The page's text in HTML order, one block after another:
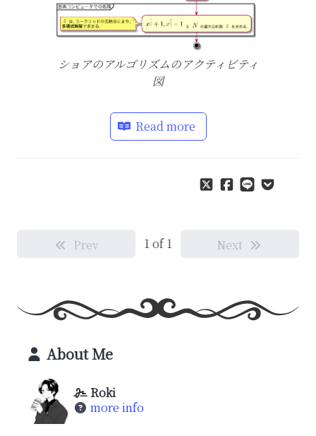
ショアのアルゴリズムのアクティビティ
図
Read more
Prev 1 of 1 Next
About Me
Roki
more info